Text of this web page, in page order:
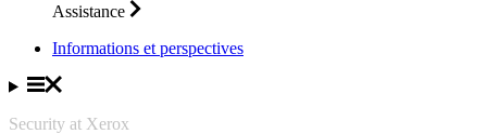
Assistance
Informations et perspectives
Security at Xerox